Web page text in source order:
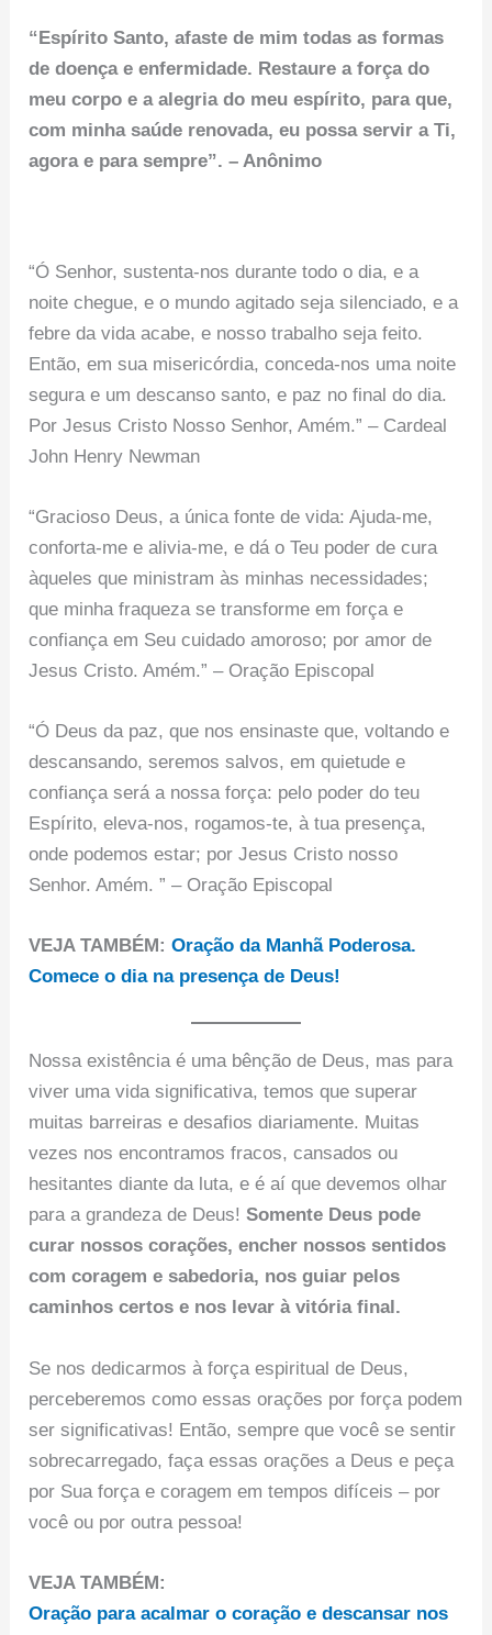
“Espírito Santo, afaste de mim todas as formas
de doença e enfermidade. Restaure a força do
meu corpo e a alegria do meu espírito, para que,
com minha saúde renovada, eu possa servir a Ti,
agora e para sempre”. – Anônimo
“Ó Senhor, sustenta-nos durante todo o dia, e a
noite chegue, e o mundo agitado seja silenciado, e a
febre da vida acabe, e nosso trabalho seja feito.
Então, em sua misericórdia, conceda-nos uma noite
segura e um descanso santo, e paz no final do dia.
Por Jesus Cristo Nosso Senhor, Amém.” – Cardeal
John Henry Newman
“Gracioso Deus, a única fonte de vida: Ajuda-me,
conforta-me e alivia-me, e dá o Teu poder de cura
àqueles que ministram às minhas necessidades;
que minha fraqueza se transforme em força e
confiança em Seu cuidado amoroso; por amor de
Jesus Cristo. Amém.” – Oração Episcopal
“Ó Deus da paz, que nos ensinaste que, voltando e
descansando, seremos salvos, em quietude e
confiança será a nossa força: pelo poder do teu
Espírito, eleva-nos, rogamos-te, à tua presença,
onde podemos estar; por Jesus Cristo nosso
Senhor. Amém. ” – Oração Episcopal
VEJA TAMBÉM:Oração da Manhã Poderosa.
Comece o dia na presença de Deus!
Nossa existência é uma bênção de Deus, mas para
viver uma vida significativa, temos que superar
muitas barreiras e desafios diariamente. Muitas
vezes nos encontramos fracos, cansados ou
hesitantes diante da luta, e é aí que devemos olhar
para a grandeza de Deus!Somente Deus pode
curar nossos corações, encher nossos sentidos
com coragem e sabedoria, nos guiar pelos
caminhos certos e nos levar à vitória final.
Se nos dedicarmos à força espiritual de Deus,
perceberemos como essas orações por força podem
ser significativas! Então, sempre que você se sentir
sobrecarregado, faça essas orações a Deus e peça
por Sua força e coragem em tempos difíceis – por
você ou por outra pessoa!
VEJA TAMBÉM:
Oração para acalmar o coração e descansar nos